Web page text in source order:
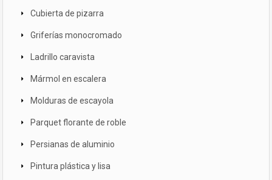
Cubierta de pizarra
Griferías monocromado
Ladrillo caravista
Mármol en escalera
Molduras de escayola
Parquet florante de roble
Persianas de aluminio
Pintura plástica y lisa